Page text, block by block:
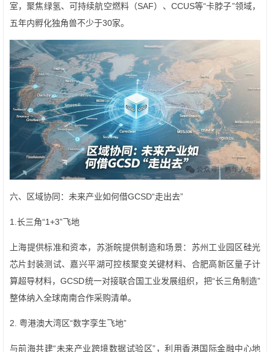
室，聚焦绿氢、可持续航空燃料（SAF）、CCUS等“卡脖子”领域，
五年内孵化独角兽不少于30家。
六、区域协同：未来产业如何借GCSD“走出去”
1.长三角“1+3”飞地
上海提供标准和资本，苏浙皖提供制造和场景：苏州工业园区硅光
芯片封装测试、嘉兴平湖可控核聚变关键材料、合肥高新区量子计
算超导材料，GCSD统一对接联合国工业发展组织，把“长三角制造”
整体纳入全球南南合作采购清单。
2. 粤港澳大湾区“数字孪生飞地”
与前海共建“未来产业跨境数据试验区”，利用香港国际金融中心地